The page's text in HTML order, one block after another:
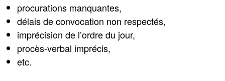
procurations manquantes,
délais de convocation non respectés,
imprécision de l’ordre du jour,
procès-verbal imprécis,
etc.